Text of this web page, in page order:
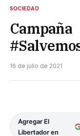
SOCIEDAD
Campaña
16 de julio de 2021
Agregar El
Libertador en